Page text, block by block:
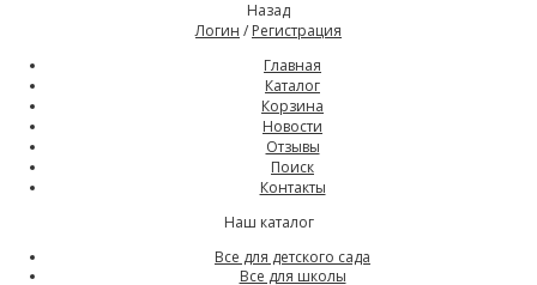
Назад
Логин / Регистрация
Главная
Каталог
Корзина
Новости
Отзывы
Поиск
Контакты
Наш каталог
Все для детского сада
Все для школы